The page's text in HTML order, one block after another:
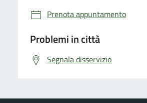
Prenota appuntamento
Problemi in città
Segnala disservizio